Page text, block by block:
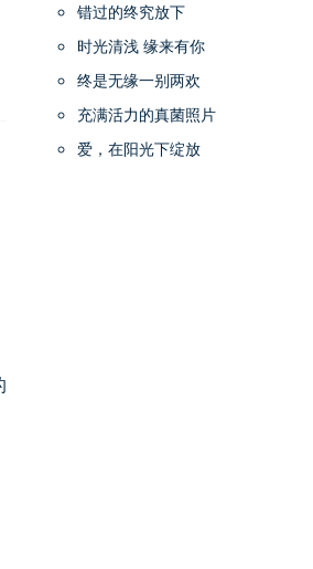
错过的终究放下
时光清浅 缘来有你
终是无缘一别两欢
充满活力的真菌照片
爱，在阳光下绽放